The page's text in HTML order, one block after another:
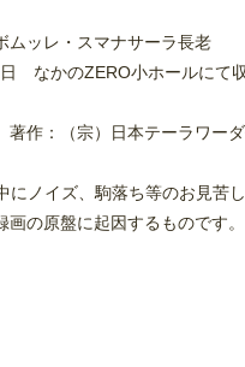
ムッレ・スマナサーラ長老
なかのZERO小ホールにて
著作：（宗）日本テーラワー
にノイズ、駒落ち等のお見苦
画の原盤に起因するものです。